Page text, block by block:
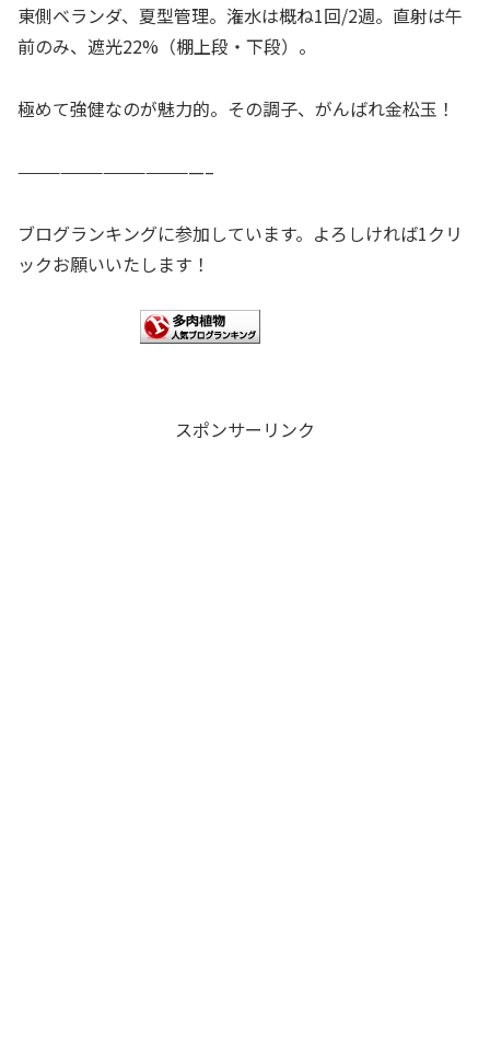
東側ベランダ、夏型管理。潅水は概ね1回/2週。直射は午
前のみ、遮光22%（棚上段・下段）。
極めて強健なのが魅力的。その調子、がんばれ金松玉！
—————————————–
ブログランキングに参加しています。よろしければ1クリ
ックお願いいたします！
スポンサーリンク